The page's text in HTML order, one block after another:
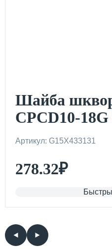
Шайба
CPCD10-
(G15X4-33131)
Артикул: G15X433131
278.32₽